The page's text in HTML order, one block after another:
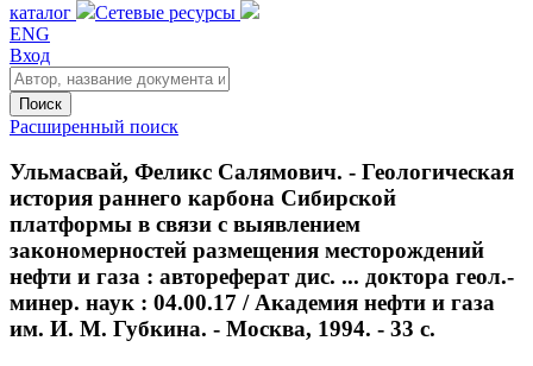
каталог
Сетевые ресурсы
ENG
Вход
Поиск
Расширенный поиск
Ульмасвай, Феликс Салямович. - Геологическая
история раннего карбона Сибирской
платформы в связи с выявлением
закономерностей размещения месторождений
нефти и газа : автореферат дис. ... доктора геол.-
минер. наук : 04.00.17 / Академия нефти и газа
им. И. М. Губкина. - Москва, 1994. - 33 с.